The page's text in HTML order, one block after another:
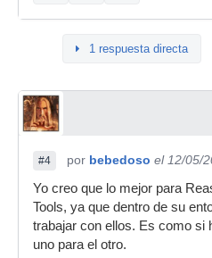
1 respuesta directa
#4 por bebedoso el 12/05/
Yo creo que lo mejor para
Tools, ya que dentro de su
trabajar con ellos. Es como si
uno para el otro.